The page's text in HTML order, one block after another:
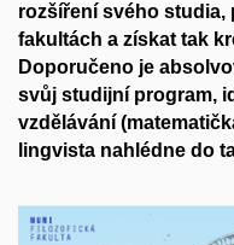
rozšíření svého studia,
fakultách a získat tak
Doporučeno je
svůj studijní program,
vzdělávání (matematičk
lingvista nahlédne do